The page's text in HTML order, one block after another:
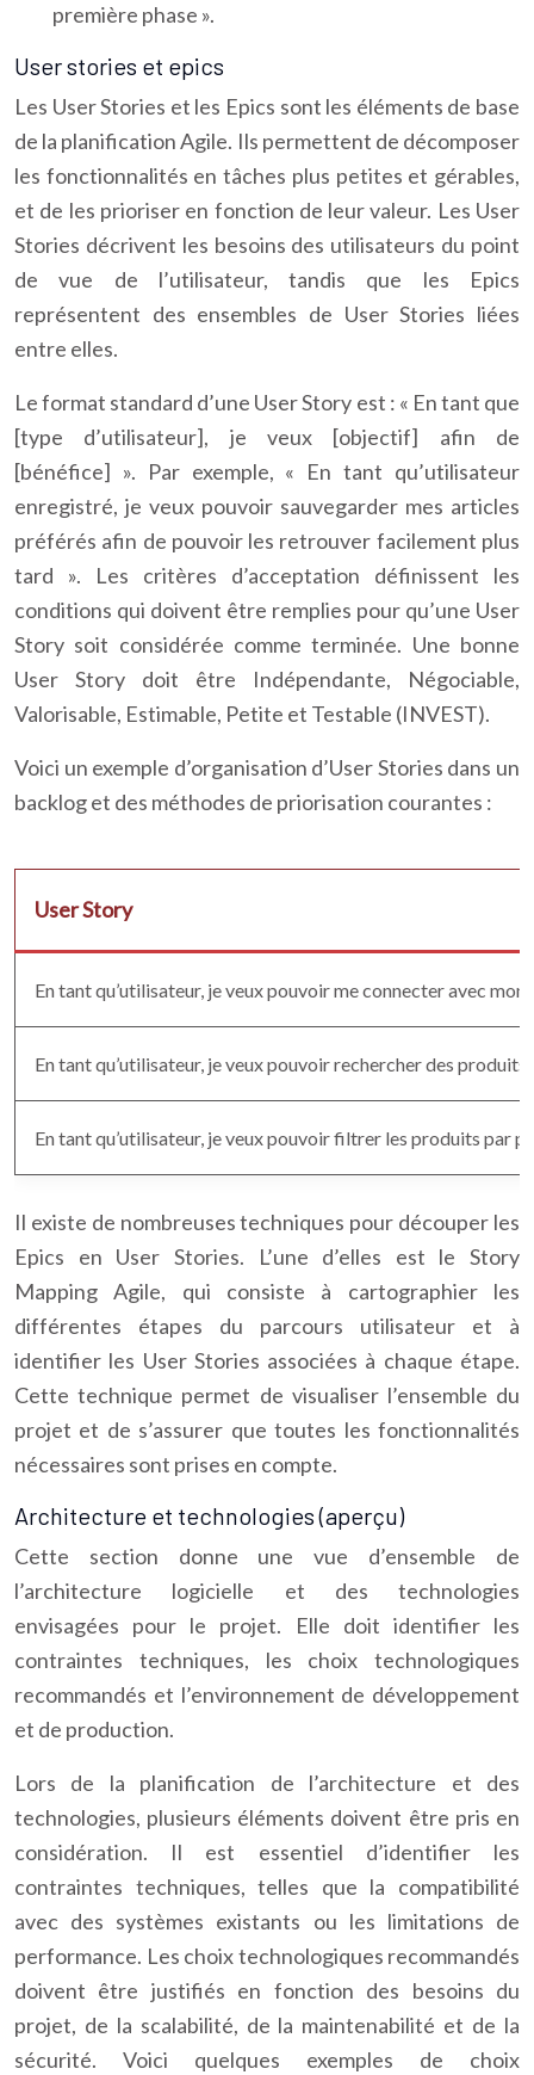
première phase ».
User stories et epics
Les User Stories et les Epics sont les éléments de base
de la planification Agile. Ils permettent de décomposer
les fonctionnalités en tâches plus petites et gérables,
et de les prioriser en fonction de leur valeur. Les User
Stories décrivent les besoins des utilisateurs du point
de vue de l’utilisateur, tandis que les Epics
représentent des ensembles de User Stories liées
entre elles.
Le format standard d’une User Story est : « En tant que
[type d’utilisateur], je veux [objectif] afin de
[bénéfice] ». Par exemple, « En tant qu’utilisateur
enregistré, je veux pouvoir sauvegarder mes articles
préférés afin de pouvoir les retrouver facilement plus
tard ». Les critères d’acceptation définissent les
conditions qui doivent être remplies pour qu’une User
Story soit considérée comme terminée. Une bonne
User Story doit être Indépendante, Négociable,
Valorisable, Estimable, Petite et Testable (INVEST).
Voici un exemple d’organisation d’User Stories dans un
backlog et des méthodes de priorisation courantes :
User Story
En tant qu’utilisateur, je veux pouvoir me connecter avec
En tant qu’utilisateur, je veux pouvoir rechercher des
En tant qu’utilisateur, je veux pouvoir filtrer les produits par
Il existe de nombreuses techniques pour découper les
Epics en User Stories. L’une d’elles est le Story
Mapping Agile, qui consiste à cartographier les
différentes étapes du parcours utilisateur et à
identifier les User Stories associées à chaque étape.
Cette technique permet de visualiser l’ensemble du
projet et de s’assurer que toutes les fonctionnalités
nécessaires sont prises en compte.
Architecture et technologies (aperçu)
Cette section donne une vue d’ensemble de
l’architecture logicielle et des technologies
envisagées pour le projet. Elle doit identifier les
contraintes techniques, les choix technologiques
recommandés et l’environnement de développement
et de production.
Lors de la planification de l’architecture et des
technologies, plusieurs éléments doivent être pris en
considération. Il est essentiel d’identifier les
contraintes techniques, telles que la compatibilité
avec des systèmes existants ou les limitations de
performance. Les choix technologiques recommandés
doivent être justifiés en fonction des besoins du
projet, de la scalabilité, de la maintenabilité et de la
sécurité. Voici quelques exemples de choix